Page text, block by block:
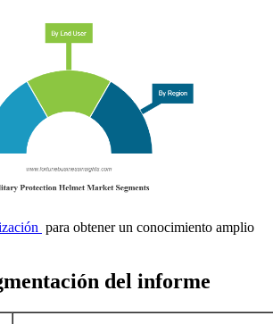
para obtener un conocimiento amplio
del informe